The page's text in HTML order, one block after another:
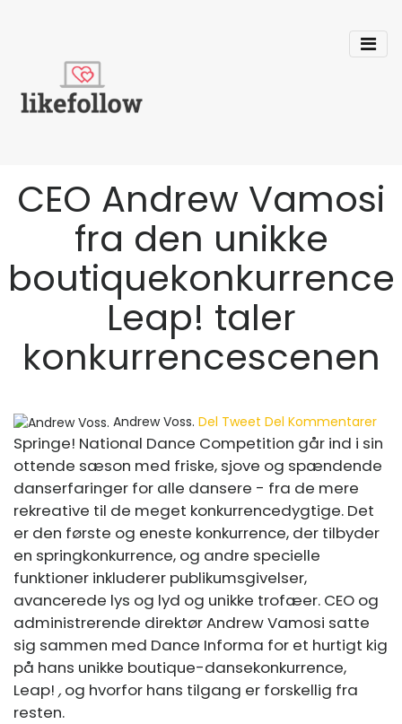
CEO Andrew Vamosi
fra den unikke
boutiquekonkurrence
Leap! taler
konkurrencescenen
Andrew Voss. Del Tweet Del Kommentarer
Springe! National Dance Competition går ind i sin
ottende sæson med friske, sjove og spændende
danserfaringer for alle dansere - fra de mere
rekreative til de meget konkurrencedygtige. Det
er den første og eneste konkurrence, der tilbyder
en springkonkurrence, og andre specielle
funktioner inkluderer publikumsgivelser,
avancerede lys og lyd og unikke trofæer. CEO og
administrerende direktør Andrew Vamosi satte
sig sammen med Dance Informa for et hurtigt kig
på hans unikke boutique-dansekonkurrence,
Leap! , og hvorfor hans tilgang er forskellig fra
resten.